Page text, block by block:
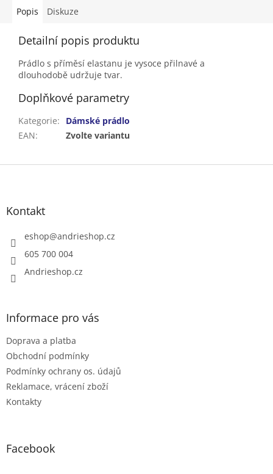
Popis Diskuze
Detailní popis produktu
Prádlo s příměsí elastanu je vysoce přilnavé a
dlouhodobě udržuje tvar.
Doplňkové parametry
Kategorie:
Dámské prádlo
EAN: Zvolte variantu
Z
Kontakt
eshop@andrieshop.cz
605 700 004
Andrieshop.cz
Informace pro vás
Doprava a platba
Obchodní podmínky
Podmínky ochrany os. údajů
Reklamace, vrácení zboží
Kontakty
Facebook